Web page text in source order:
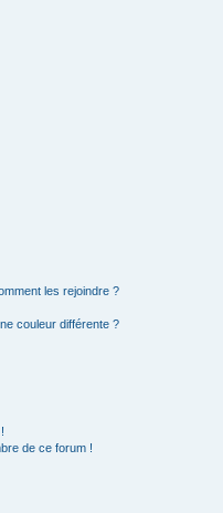
les rejoindre ?
couleur différente ?
de ce forum !